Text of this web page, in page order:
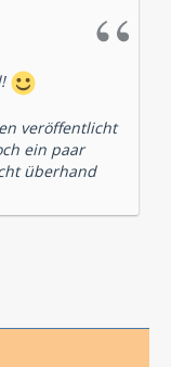
veröffentlicht
ein paar
überhand